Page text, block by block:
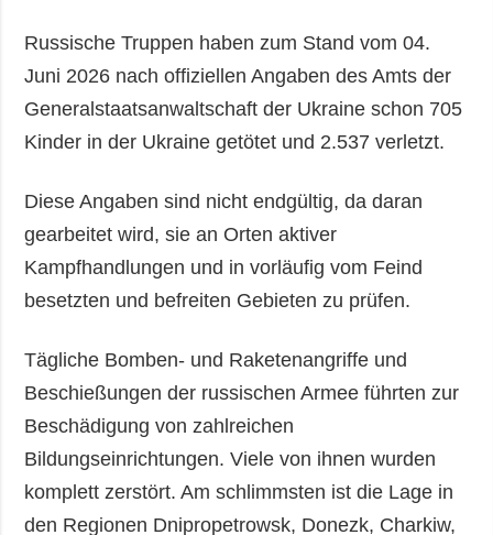
Russische Truppen haben zum Stand vom 04.
Juni 2026 nach offiziellen Angaben des Amts der
Generalstaatsanwaltschaft der Ukraine schon 705
Kinder in der Ukraine getötet und 2.537 verletzt.
Diese Angaben sind nicht endgültig, da daran
gearbeitet wird, sie an Orten aktiver
Kampfhandlungen und in vorläufig vom Feind
besetzten und befreiten Gebieten zu prüfen.
Tägliche Bomben- und Raketenangriffe und
Beschießungen der russischen Armee führten zur
Beschädigung von zahlreichen
Bildungseinrichtungen. Viele von ihnen wurden
komplett zerstört. Am schlimmsten ist die Lage in
den Regionen Dnipropetrowsk, Donezk, Charkiw,